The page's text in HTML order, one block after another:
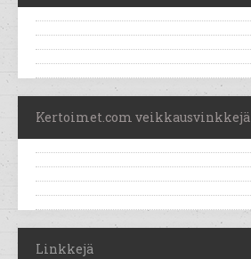
Kertoimet.com veikkausvinkkejä
Linkkejä